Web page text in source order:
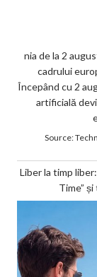
nia de la 2
cadrului
Începând cu 2
artificială
Source:
Liber la timp
Time”